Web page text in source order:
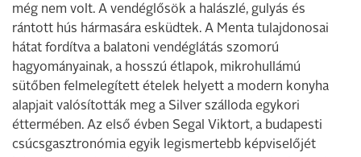
még nem volt. A vendéglősök a halászlé, gulyás és
rántott hús hármasára esküdtek. A Menta tulajdonosai
hátat fordítva a balatoni vendéglátás szomorú
hagyományainak, a hosszú étlapok, mikrohullámú
sütőben felmelegített ételek helyett a modern konyha
alapjait valósították meg a Silver szálloda egykori
éttermében. Az első évben Segal Viktort, a budapesti
csúcsgasztronómia egyik legismertebb képviselőjét